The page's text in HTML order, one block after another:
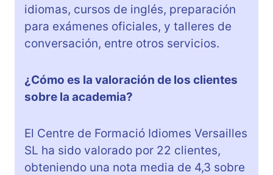
idiomas, cursos de inglés, preparación
para exámenes oficiales, y talleres de
conversación, entre otros servicios.
¿Cómo es la valoración de los clientes
sobre la academia?
El Centre de Formació Idiomes Versailles
SL ha sido valorado por 22 clientes,
obteniendo una nota media de 4,3 sobre